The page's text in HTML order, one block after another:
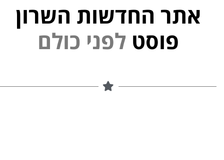
אתר החדשות השרון
פוסט